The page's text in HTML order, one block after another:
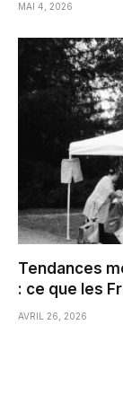
MAI 4, 2026
Tendances
: ce que les
AVRIL 26, 2026